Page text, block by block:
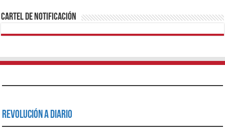
Cartel de Notificación
Revolución a Diario